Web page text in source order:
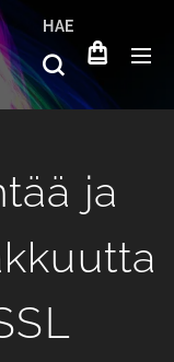
HAE
ja